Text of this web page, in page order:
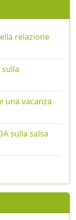
relazione
una vacanza
sulla salsa